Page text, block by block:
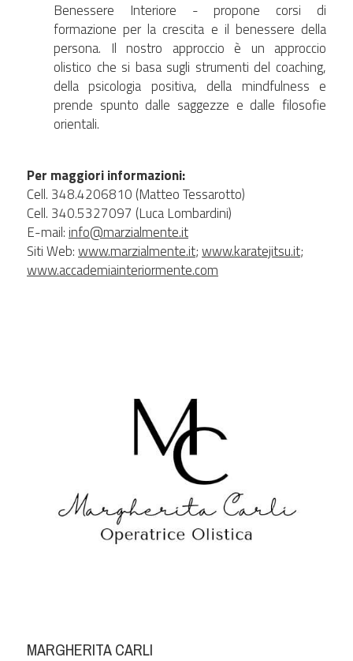
Benessere Interiore - propone corsi di
formazione per la crescita e il benessere della
persona. Il nostro approccio è un approccio
olistico che si basa sugli strumenti del coaching,
della psicologia positiva, della mindfulness e
prende spunto dalle saggezze e dalle filosofie
orientali.
Per maggiori informazioni:
Cell. 348.4206810 (Matteo Tessarotto)
Cell. 340.5327097 (Luca Lombardini)
E-mail: info@marzialmente.it
Siti Web: www.marzialmente.it; www.karatejitsu.it;
www.accademiainteriormente.com
MARGHERITA CARLI